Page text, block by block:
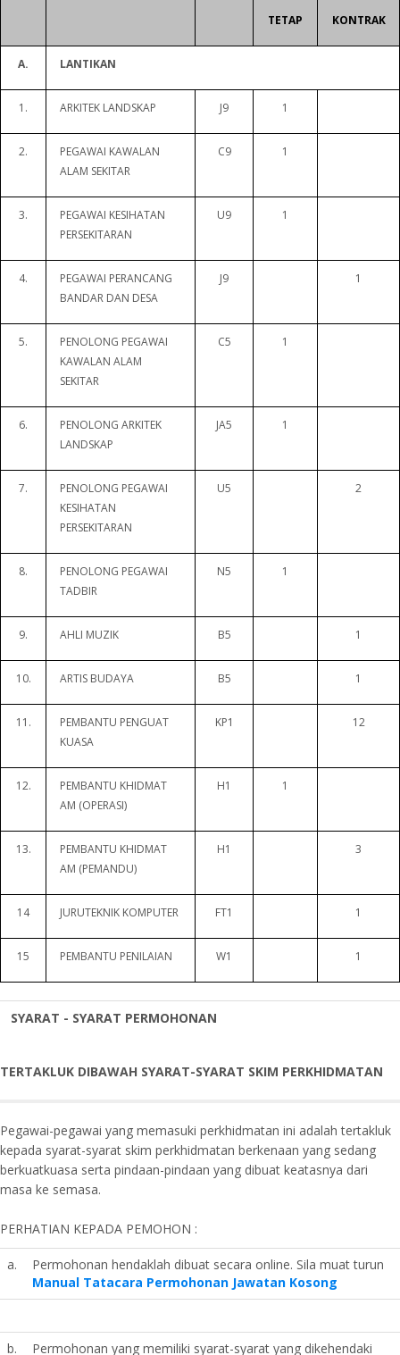
TETAP KONTRAK
A. LANTIKAN
1. ARKITEK LANDSKAP J9 1
2.
PEGAWAI KAWALAN
ALAM SEKITAR
C9 1
3.
PEGAWAI KESIHATAN
PERSEKITARAN
U9 1
4.
PEGAWAI PERANCANG
BANDAR DAN DESA
J9 1
5.
PENOLONG PEGAWAI
KAWALAN ALAM
SEKITAR
C5 1
6.
PENOLONG ARKITEK
LANDSKAP
JA5 1
7.
PENOLONG PEGAWAI
KESIHATAN
PERSEKITARAN
U5 2
8.
PENOLONG PEGAWAI
TADBIR
N5 1
9. AHLI MUZIK B5 1
10. ARTIS BUDAYA B5 1
11.
PEMBANTU PENGUAT
KUASA
KP1 12
12.
PEMBANTU KHIDMAT
AM (OPERASI)
H1 1
13.
PEMBANTU KHIDMAT
AM (PEMANDU)
H1 3
14 JURUTEKNIK KOMPUTER FT1 1
15 PEMBANTU PENILAIAN W1 1
SYARAT - SYARAT PERMOHONAN
TERTAKLUK DIBAWAH SYARAT-SYARAT SKIM PERKHIDMATAN
Pegawai-pegawai yang memasuki perkhidmatan ini adalah tertakluk
kepada syarat-syarat skim perkhidmatan berkenaan yang sedang
berkuatkuasa serta pindaan-pindaan yang dibuat keatasnya dari
masa ke semasa.
PERHATIAN KEPADA PEMOHON :
a.
Permohonan hendaklah dibuat secara online. Sila muat turun
Manual Tatacara Permohonan Jawatan Kosong
b. Permohonan yang memiliki syarat-syarat yang dikehendaki